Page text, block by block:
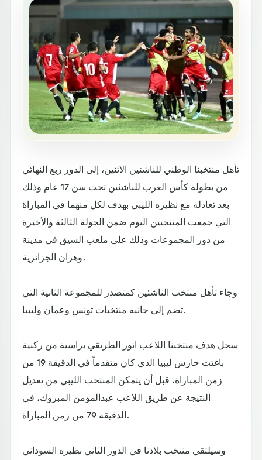
تأهل منتخبنا الوطني للناشئين الاثنين، إلى الدور ربع النهائي
من بطولة كأس العرب للناشئين تحت سن 17 عام وذلك
بعد تعادله مع نظيره الليبي بهدف لكل منهما في المباراة
التي جمعت المنتخبين اليوم ضمن الجولة الثالثة والأخيرة
من دور المجموعات وذلك على ملعب السيق في مدينة
وهران الجزائرية.
وجاء تأهل منتخب الناشئين كمتصدر للمجموعة الثانية التي
تضم إلى جانبه منتخبات تونس وعمان وليبيا.
سجل هدف منتخبنا اللاعب انور الطريقي براسية من ركنية
باغتت حارس ليبيا الذي كان متقدماً في الدقيقة 19 من
زمن المباراة، قبل أن يتمكن المنتخب الليبي من تعديل
النتيجة عن طريق اللاعب عبدالمؤمن المبروك، في
الدقيقة 79 من زمن المباراة.
وسيلتقي منتخب بلادنا في الدور الثاني نظيره السوداني